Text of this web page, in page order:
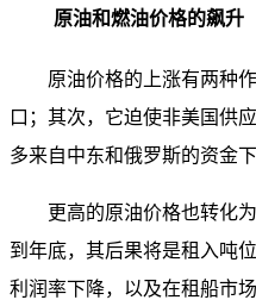
原油和燃油价格的飙升
原油价格的上涨有两种
口；其次，它迫使非美国供
多来自中东和俄罗斯的资金下
更高的原油价格也转化
到年底，其后果将是租入吨
利润率下降，以及在租船市